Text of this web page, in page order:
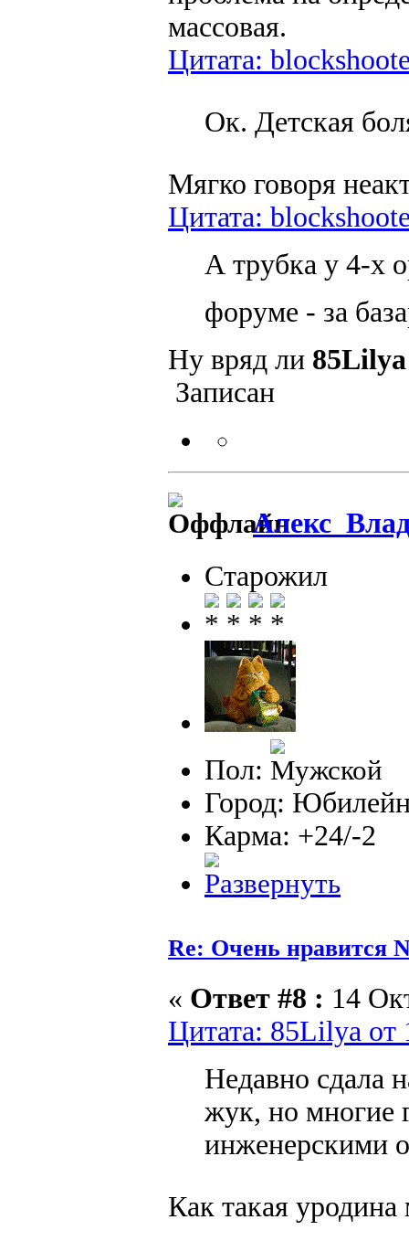
массовая.
Цитата:
Ок. Детская
Мягко говоря
Цитата:
А трубка у 4-х
форуме - за
Ну вряд ли 85Lilya
Записан
Старожил
Пол:
Город:
Карма: +24/-2
Re: Очень нравится
« Ответ #8 : 14
Цитата: 85Lilya от
Недавно сдала
жук, но многие
инженерскими
Как такая